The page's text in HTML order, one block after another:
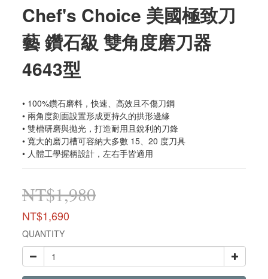
Chef's Choice 美國極致刀
藝 鑽石級 雙角度磨刀器
4643型
• 100%鑽石磨料，快速、高效且不傷刀鋼
• 兩角度刻面設置形成更持久的拱形邊緣
• 雙槽研磨與拋光，打造耐用且銳利的刀鋒
• 寬大的磨刀槽可容納大多數 15、20 度刀具
• 人體工學握柄設計，左右手皆適用
NT$1,980
NT$1,690
QUANTITY